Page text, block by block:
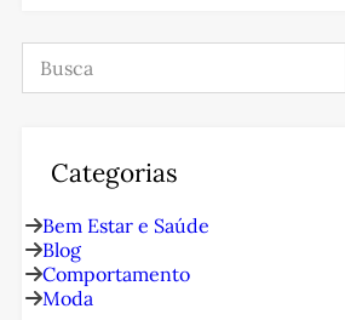
Pesquisar
Categorias
Bem Estar e Saúde
Blog
Comportamento
Moda